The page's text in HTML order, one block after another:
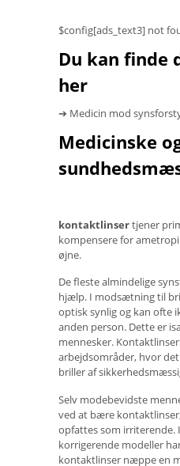
$config[ads_text3] not
Du kan finde
her
➔ Medicin mod
Medicinske
kontaktlinsertjener
kompensere for
øjne.
De fleste almindelige
hjælp. I modsætning til
optisk synlig og kan ofte
anden person. Dette er
mennesker.
arbejdsområder, hvor
briller af
Selv modebevidste
ved at bære
opfattes som
korrigerende modeller
kontaktlinser næppe en